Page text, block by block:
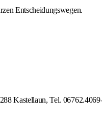
Entscheidungswegen.
Kastellaun, Tel.